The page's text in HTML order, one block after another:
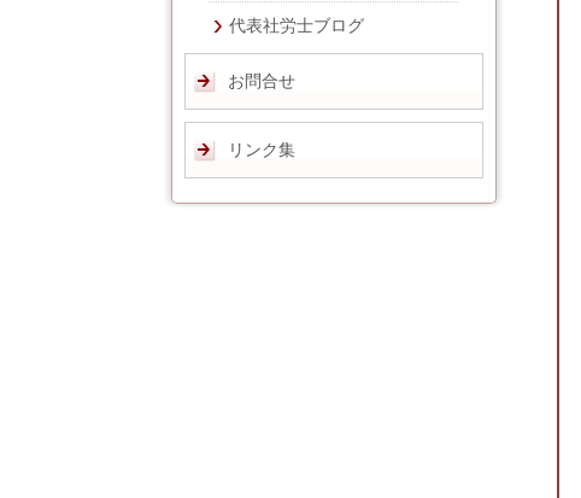
代表社労士ブログ
お問合せ
リンク集